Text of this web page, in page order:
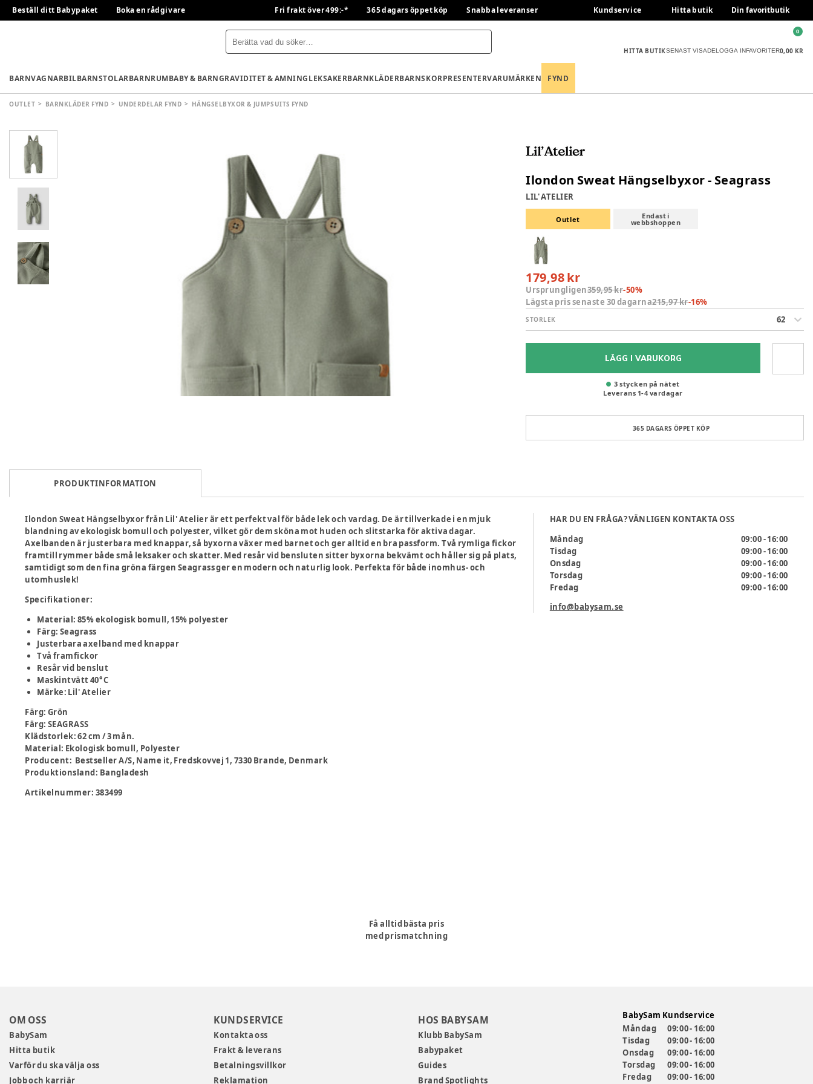
Beställ ditt Babypaket Boka en rådgivare Fri frakt över 499:-* 365 dagars öppet köp Snabba leveranser Kundservice Hitta butik Din favoritbutik
HITTA BUTIKSENAST VISADELOGGA INFAVORITER0,00 KR
0
BARNVAGNARBILBARNSTOLARBARNRUMBABY & BARNGRAVIDITET & AMNINGLEKSAKERBARNKLÄDERBARNSKORPRESENTERVARUMÄRKEN FYND
OUTLET BARNKLÄDER FYND UNDERDELAR FYND HÄNGSELBYXOR & JUMPSUITS FYND
Ilondon Sweat Hängselbyxor - Seagrass
LIL' ATELIER
Outlet Endast i
webbshoppen
179,98 kr
Ursprungligen359,95 kr-50%
Lägsta pris senaste 30 dagarna215,97 kr-16%
STORLEK 62
LÄGG I VARUKORG
3 stycken på nätet
Leverans 1-4 vardagar
365 DAGARS ÖPPET KÖP
PRODUKTINFORMATION
Ilondon Sweat Hängselbyxor från Lil' Atelier är ett perfekt val för både lek och vardag. De är tillverkade i en mjuk
blandning av ekologisk bomull och polyester, vilket gör dem sköna mot huden och slitstarka för aktiva dagar.
Axelbanden är justerbara med knappar, så byxorna växer med barnet och ger alltid en bra passform. Två rymliga fickor
framtill rymmer både små leksaker och skatter. Med resår vid bensluten sitter byxorna bekvämt och håller sig på plats,
samtidigt som den fina gröna färgen Seagrass ger en modern och naturlig look. Perfekta för både inomhus- och
utomhuslek!
Specifikationer:
Material: 85% ekologisk bomull, 15% polyester
Färg: Seagrass
Justerbara axelband med knappar
Två framfickor
Resår vid benslut
Maskintvätt 40°C
Märke: Lil' Atelier
Färg: Grön
Färg: SEAGRASS
Klädstorlek:62 cm / 3 mån.
Material: Ekologisk bomull, Polyester
Producent: Bestseller A/S, Name it, Fredskovvej 1, 7330 Brande, Denmark
Produktionsland: Bangladesh
Artikelnummer: 383499
HAR DU EN FRÅGA? VÄNLIGEN KONTAKTA OSS
Måndag
09:00 - 16:00
Tisdag
09:00 - 16:00
Onsdag
09:00 - 16:00
Torsdag
09:00 - 16:00
Fredag
09:00 - 16:00
info@babysam.se
Få alltid bästa pris
med prismatchning
OM OSS
BabySam
Hitta butik
Varför du ska välja oss
Jobb och karriär
KUNDSERVICE
Kontakta oss
Frakt & leverans
Betalningsvillkor
Reklamation
HOS BABYSAM
Klubb BabySam
Babypaket
Guides
Brand Spotlights
BabySam Kundservice
Måndag
09:00 - 16:00
Tisdag
09:00 - 16:00
Onsdag
09:00 - 16:00
Torsdag
09:00 - 16:00
Fredag
09:00 - 16:00